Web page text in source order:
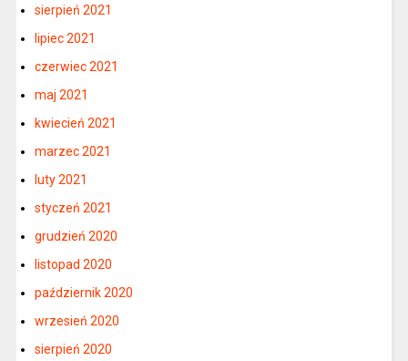
sierpień 2021
lipiec 2021
czerwiec 2021
maj 2021
kwiecień 2021
marzec 2021
luty 2021
styczeń 2021
grudzień 2020
listopad 2020
październik 2020
wrzesień 2020
sierpień 2020